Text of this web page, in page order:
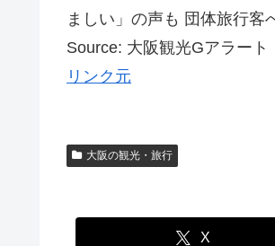
ましい」の声も 団体旅行客
Source: 大阪観光Gアラート
リンク元
大阪の観光・旅行
X